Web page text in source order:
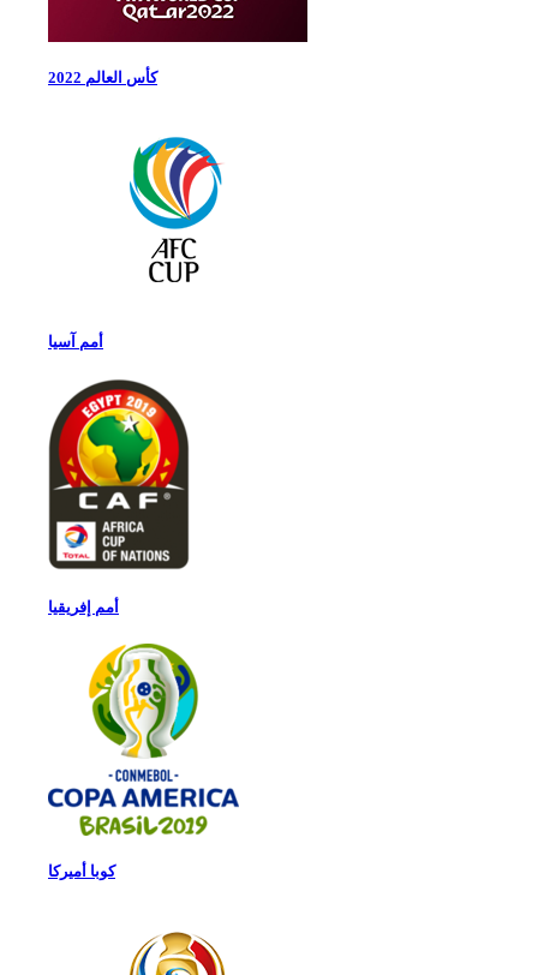
كأس العالم 2022
أمم آسيا
أمم إفريقيا
كوبا أميركا